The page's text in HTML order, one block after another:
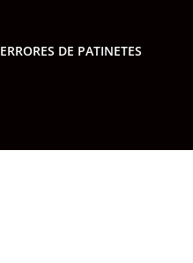
ERRORES DE PATINETES